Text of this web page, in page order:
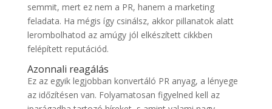
semmit, mert ez nem a PR, hanem a marketing
feladata. Ha mégis így csinálsz, akkor pillanatok alatt
lerombolhatod az amúgy jól elkészített cikkben
felépített reputációd.
Azonnali reagálás
Ez az egyik legjobban konvertáló PR anyag, a lényege
az időzítésen van. Folyamatosan figyelned kell az